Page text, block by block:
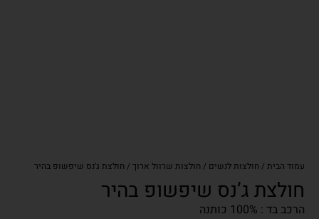
עמוד הבית / חולצות לנשים / חולצות שרוול ארוך / חולצת ג’נס שיפשופ בהיר
חולצת ג’נס שיפשופ בהיר
הרכב בד : 100% כותנה